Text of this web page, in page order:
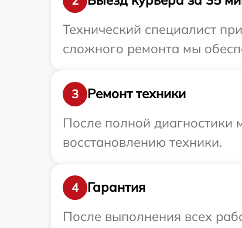
Технический специалист
сложного ремонта мы
3
Ремонт техники
После полной диагностики
восстановлению техники.
4
Гарантия
После выполнения всех